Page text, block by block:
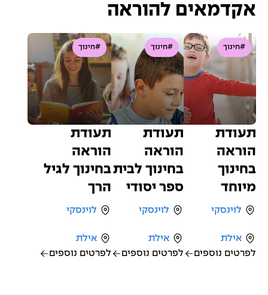
אקדמאים להוראה
#חינוך
תעודת
הוראה
בחינוך
מיוחד
לוינסקי
אילת
לפרטים נוספים
#חינוך
תעודת
הוראה
בחינוך לבית
ספר יסודי
לוינסקי
אילת
לפרטים נוספים
#חינוך
תעודת
הוראה
בחינוך לגיל
הרך
לוינסקי
אילת
לפרטים נוספים